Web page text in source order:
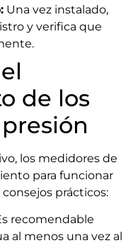
Una vez instalado,
y verifica que
de los
los medidores de
para funcionar
prácticos:
recomendable
al menos una vez al